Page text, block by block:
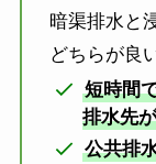
暗渠排水と
どちらが良
短時間
排水先
公共排